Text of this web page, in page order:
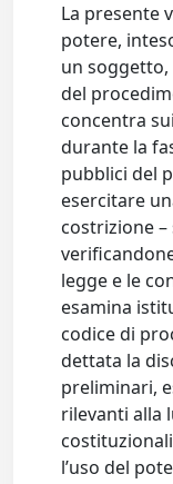
La presente
potere,
un soggetto,
del
concentra
durante la
pubblici del
esercitare
costrizione
legge e le
esamina
codice di
dettata la
preliminari,
rilevanti alla
l’uso del